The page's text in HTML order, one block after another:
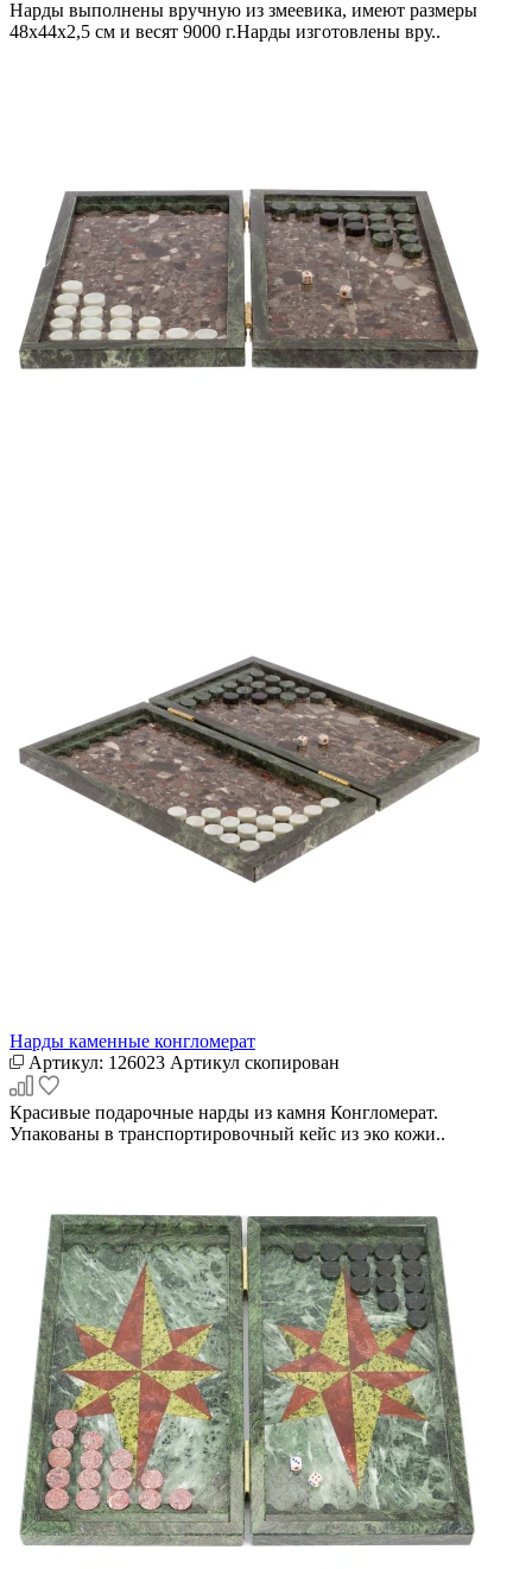
Нарды выполнены вручную из змеевика, имеют размеры
48х44х2,5 см и весят 9000 г.Нарды изготовлены вру..
Нарды каменные конгломерат
Артикул: 126023 Артикул скопирован
Красивые подарочные нарды из камня Конгломерат.
Упакованы в транспортировочный кейс из эко кожи..